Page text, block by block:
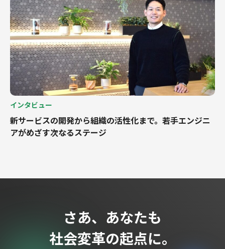
インタビュー
新サービスの開発から組織の活性化まで。若手エンジニ
アがめざす次なるステージ
さあ、あなたも
社会変革の起点に。